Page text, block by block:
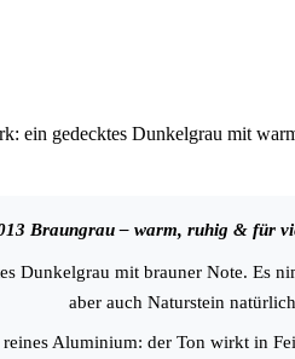
ein gedecktes Dunkelgrau mit
Braungrau – warm, ruhig & für
Dunkelgrau mit brauner Note. Es
aber auch Naturstein
Aluminium: der Ton wirkt in